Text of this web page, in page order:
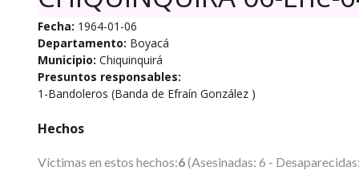
Fecha: 1964-01-06
Departamento: Boyacá
Municipio: Chiquinquirá
Presuntos responsables:
1-Bandoleros (Banda de Efraín González )
Hechos
Víctimas en estos hechos:6(Asesinadas: 6 -